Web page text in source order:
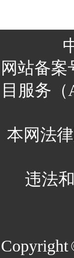
网站备案
目服务（
本网法
违法
Copyright